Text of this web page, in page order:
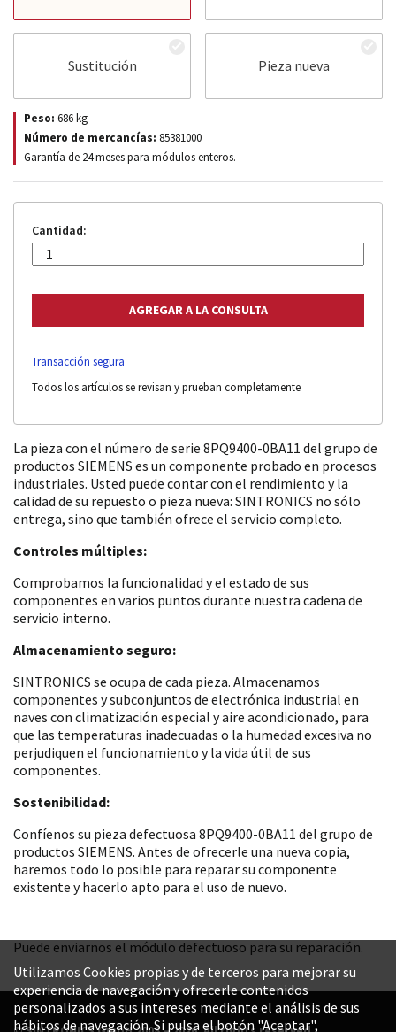
Sustitución Pieza nueva
Peso: 686kg
Número de mercancías: 85381000
Garantía de 24 meses para módulos enteros.
Cantidad:
Transacción segura
Todos los artículos se revisan y prueban completamente
La pieza con el número de serie 8PQ9400-0BA11 del grupo de
productos SIEMENS es un componente probado en procesos
industriales. Usted puede contar con el rendimiento y la
calidad de su repuesto o pieza nueva: SINTRONICS no sólo
entrega, sino que también ofrece el servicio completo.
Controles múltiples:
Comprobamos la funcionalidad y el estado de sus
componentes en varios puntos durante nuestra cadena de
servicio interno.
Almacenamiento seguro:
SINTRONICS se ocupa de cada pieza. Almacenamos
componentes y subconjuntos de electrónica industrial en
naves con climatización especial y aire acondicionado, para
que las temperaturas inadecuadas o la humedad excesiva no
perjudiquen el funcionamiento y la vida útil de sus
componentes.
Sostenibilidad:
Confíenos su pieza defectuosa 8PQ9400-0BA11 del grupo de
productos SIEMENS. Antes de ofrecerle una nueva copia,
haremos todo lo posible para reparar su componente
existente y hacerlo apto para el uso de nuevo.
Puede enviarnos el módulo defectuoso para su reparación.
Utilizamos Cookies propias y de terceros para mejorar su
experiencia de navegación y ofrecerle contenidos
personalizados a sus intereses mediante el análisis de sus
hábitos de navegación. Si pulsa el botón "Aceptar",